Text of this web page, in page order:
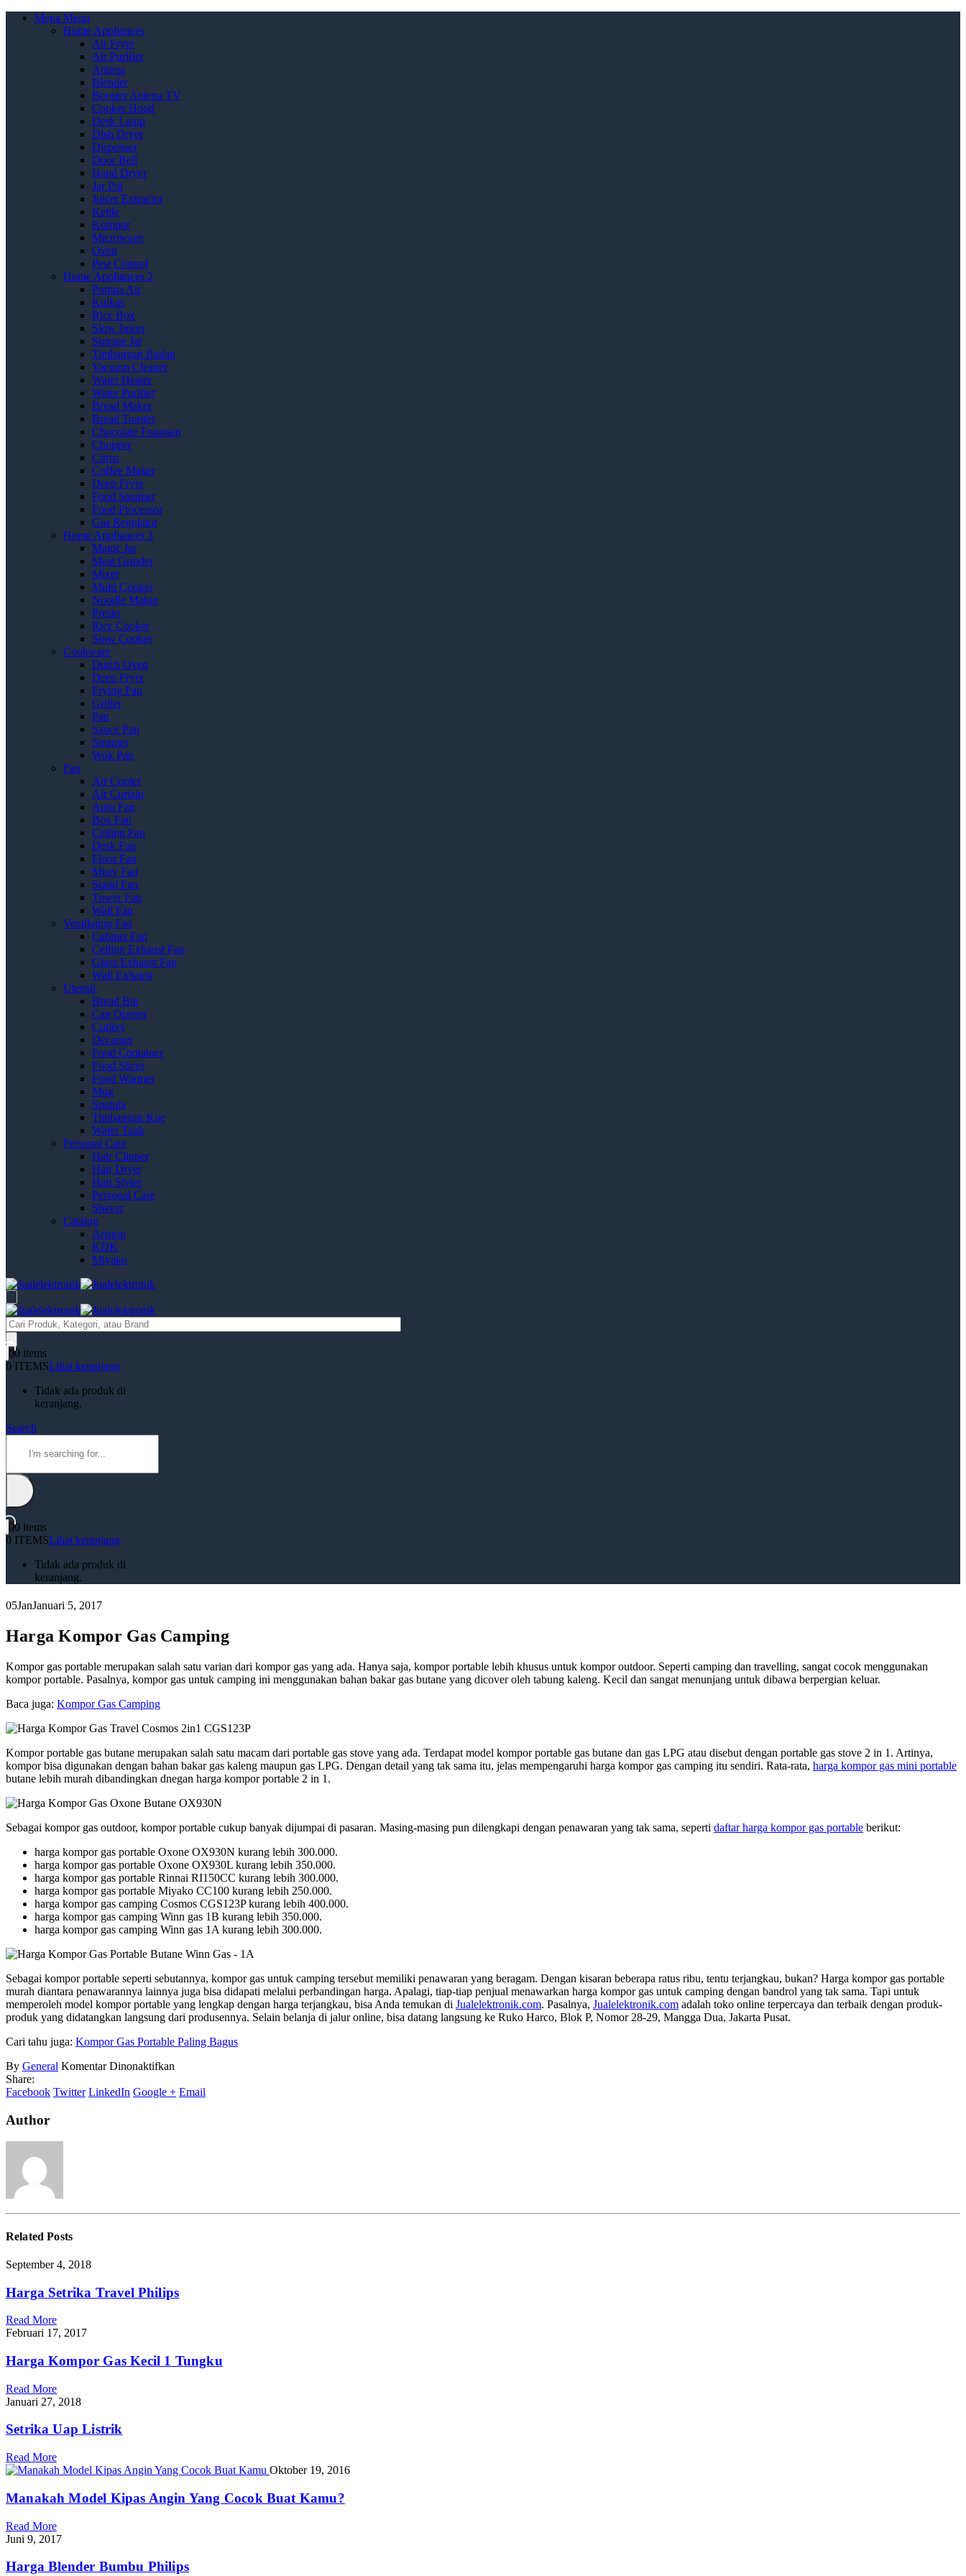
Mega Menu
Home Appliances
Air Fryer
Air Purifier
Antena
Blender
Booster Antena TV
Cooker Hood
Desk Lamp
Dish Dryer
Dispenser
Door Bell
Hand Dryer
Jar Pot
Juicer Extractor
Kettle
Kompor
Microwave
Oven
Pest Control
Home Appliances 2
Pompa Air
Kulkas
Rice Box
Slow Juicer
Storage Jar
Timbangan Badan
Vacuum Cleaner
Water Heater
Water Purifier
Bread Maker
Bread Toaster
Chocolate Fountain
Chopper
Citrus
Coffee Maker
Deep Fryer
Food Steamer
Food Processor
Gas Regulator
Home Appliances 3
Magic Jar
Meat Grinder
Mixer
Multi Cooker
Noodle Maker
Presto
Rice Cooker
Slow Cooker
Cookware
Dutch Oven
Deep Fryer
Frying Pan
Griller
Pan
Sauce Pan
Steamer
Wok Pan
Fan
Air Cooler
Air Curtain
Auto Fan
Box Fan
Ceiling Fan
Desk Fan
Floor Fan
Misty Fan
Stand Fan
Tower Fan
Wall Fan
Ventilating Fan
Cabinet Fan
Ceiling Exhaust Fan
Glass Exhaust Fan
Wall Exhaust
Utensil
Bread Bin
Can Opener
Cutlery
Decanter
Food Container
Food Slicer
Food Warmer
Mug
Spatula
Timbangan Kue
Water Tank
Personal Care
Hair Clipper
Hair Dryer
Hair Styler
Personal Care
Shaver
Catalog
Ariston
KDK
Miyako
Products
search
00 items
0 ITEMSLihat keranjang
Tidak ada produk di
keranjang.
Search
00 items
0 ITEMSLihat keranjang
Tidak ada produk di
keranjang.
05JanJanuari 5, 2017
Harga Kompor Gas Camping
Kompor gas portable merupakan salah satu varian dari kompor gas yang ada. Hanya saja, kompor portable lebih khusus untuk kompor outdoor. Seperti camping dan travelling, sangat cocok menggunakan
kompor portable. Pasalnya, kompor gas untuk camping ini menggunakan bahan bakar gas butane yang dicover oleh tabung kaleng. Kecil dan sangat menunjang untuk dibawa berpergian keluar.
Baca juga: Kompor Gas Camping
Kompor portable gas butane merupakan salah satu macam dari portable gas stove yang ada. Terdapat model kompor portable gas butane dan gas LPG atau disebut dengan portable gas stove 2 in 1. Artinya,
kompor bisa digunakan dengan bahan bakar gas kaleng maupun gas LPG. Dengan detail yang tak sama itu, jelas mempengaruhi harga kompor gas camping itu sendiri. Rata-rata, harga kompor gas mini portable
butane lebih murah dibandingkan dnegan harga kompor portable 2 in 1.
Sebagai kompor gas outdoor, kompor portable cukup banyak dijumpai di pasaran. Masing-masing pun dilengkapi dengan penawaran yang tak sama, seperti daftar harga kompor gas portable berikut:
harga kompor gas portable Oxone OX930N kurang lebih 300.000.
harga kompor gas portable Oxone OX930L kurang lebih 350.000.
harga kompor gas portable Rinnai RI150CC kurang lebih 300.000.
harga kompor gas portable Miyako CC100 kurang lebih 250.000.
harga kompor gas camping Cosmos CGS123P kurang lebih 400.000.
harga kompor gas camping Winn gas 1B kurang lebih 350.000.
harga kompor gas camping Winn gas 1A kurang lebih 300.000.
Sebagai kompor portable seperti sebutannya, kompor gas untuk camping tersebut memiliki penawaran yang beragam. Dengan kisaran beberapa ratus ribu, tentu terjangkau, bukan? Harga kompor gas portable
murah diantara penawarannya lainnya juga bisa didapati melalui perbandingan harga. Apalagi, tiap-tiap penjual menawarkan harga kompor gas untuk camping dengan bandrol yang tak sama. Tapi untuk
memperoleh model kompor portable yang lengkap dengan harga terjangkau, bisa Anda temukan di Jualelektronik.com. Pasalnya, Jualelektronik.com adalah toko online terpercaya dan terbaik dengan produk-
produk yang didatangkan langsung dari produsennya. Selain belanja di jalur online, bisa datang langsung ke Ruko Harco, Blok P, Nomor 28-29, Mangga Dua, Jakarta Pusat.
Cari tahu juga: Kompor Gas Portable Paling Bagus
By General Komentar Dinonaktifkan
Kompor
Share:
Facebook Twitter LinkedIn Google + Email
Author
RelatedPosts
September 4, 2018
Harga Setrika Travel Philips
Read More
Februari 17, 2017
Harga Kompor Gas Kecil 1 Tungku
Read More
Januari 27, 2018
Setrika Uap Listrik
Read More
Oktober 19, 2016
Manakah Model Kipas Angin Yang Cocok Buat Kamu?
Read More
Juni 9, 2017
Harga Blender Bumbu Philips